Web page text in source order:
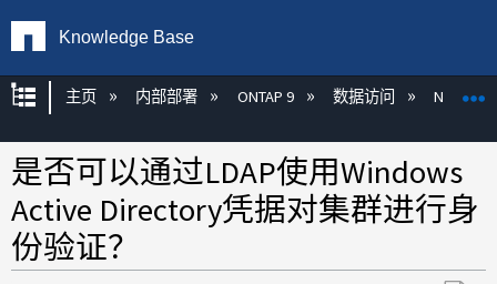
Knowledge Base
扩展/隐缩全局层次
主页 内部部署 ONTAP 9 数据访问 NAS
是否可以通过LDAP使用Windows
Active Directory凭据对集群进行身
份验证？